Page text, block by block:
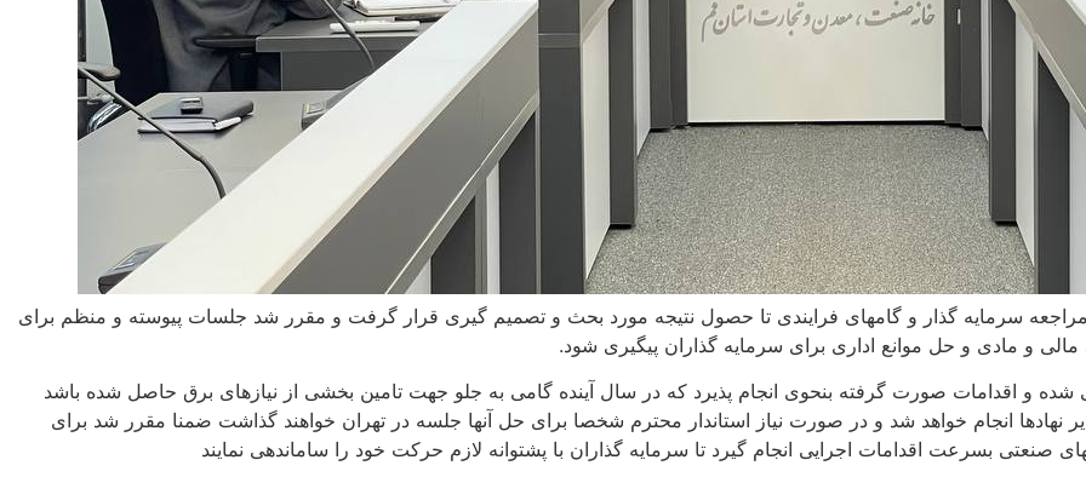
مراجعه سرمایه گذار و گامهای فرایندی تا حصول نتیجه مورد بحث و تصمیم گیری قرار گرفت و مقرر شد جلسات پیوسته و منظم برای
مالی و مادی و حل موانع اداری برای سرمایه گذاران پیگیری شود.
شده و اقدامات صورت گرفته بنحوی انجام پذیرد که در سال آینده گامی به جلو جهت تامین بخشی از نیازهای برق حاصل شده باشد
نهادها انجام خواهد شد و در صورت نیاز استاندار محترم شخصا برای حل آنها جلسه در تهران خواهند گذاشت ضمنا مقرر شد برای
بسرعت اقدامات اجرایی انجام گیرد تا سرمایه گذاران با پشتوانه لازم حرکت خود را ساماندهی نمایند